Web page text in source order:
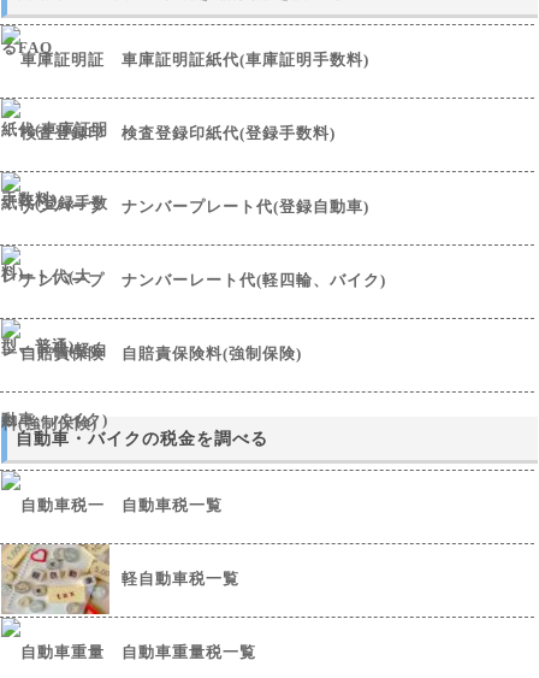
車庫証明証紙代(車庫証明手数料)
検査登録印紙代(登録手数料)
ナンバープレート代(登録自動車)
ナンバーレート代(軽四輪、バイク)
自賠責保険料(強制保険)
自動車・バイクの税金を調べる
自動車税一覧
軽自動車税一覧
自動車重量税一覧